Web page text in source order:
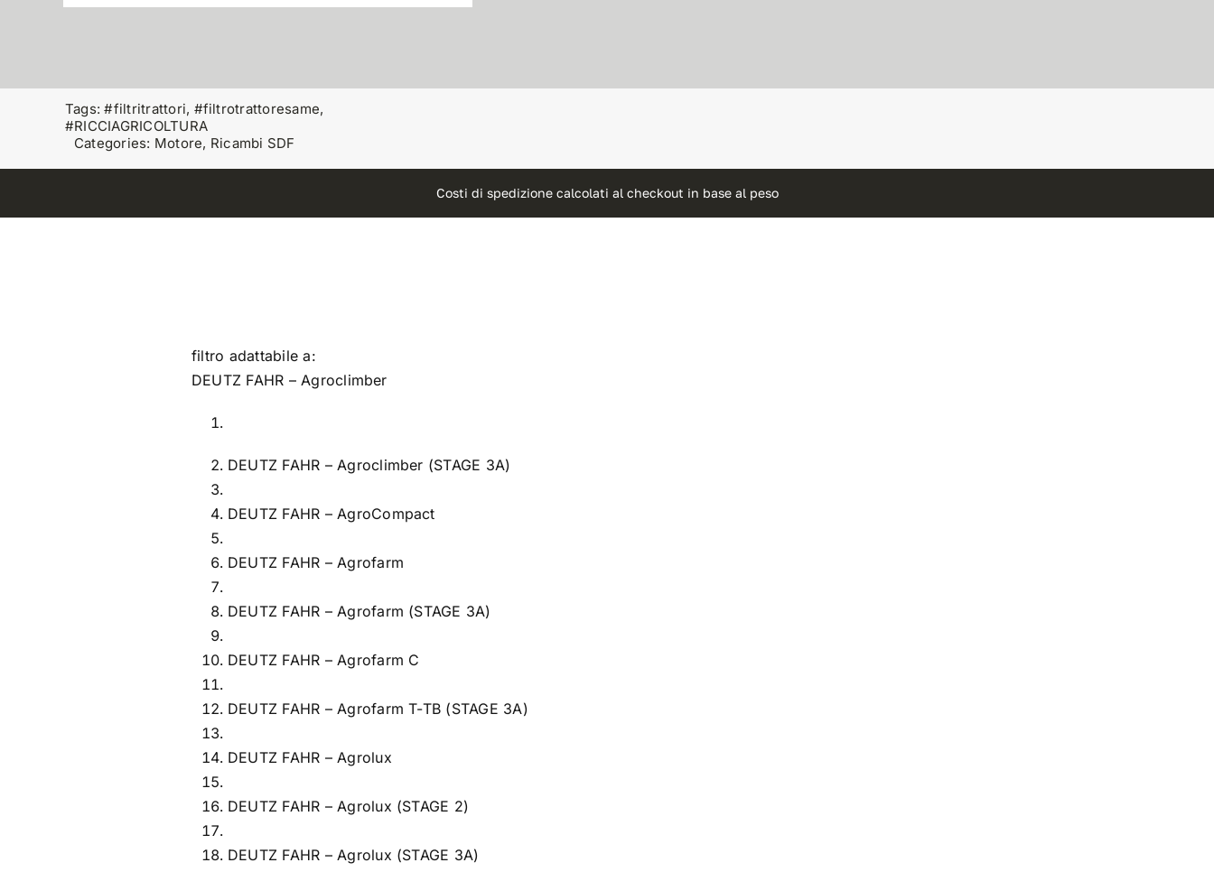
Tags:#filtritrattori, #filtrotrattoresame,
#RICCIAGRICOLTURA
Categories: Motore, Ricambi SDF
Costi di spedizione calcolati al checkout in base al peso
filtro adattabile a:
DEUTZ FAHR – Agroclimber
DEUTZ FAHR – Agroclimber (STAGE 3A)
DEUTZ FAHR – AgroCompact
DEUTZ FAHR – Agrofarm
DEUTZ FAHR – Agrofarm (STAGE 3A)
DEUTZ FAHR – Agrofarm C
DEUTZ FAHR – Agrofarm T-TB (STAGE 3A)
DEUTZ FAHR – Agrolux
DEUTZ FAHR – Agrolux (STAGE 2)
DEUTZ FAHR – Agrolux (STAGE 3A)